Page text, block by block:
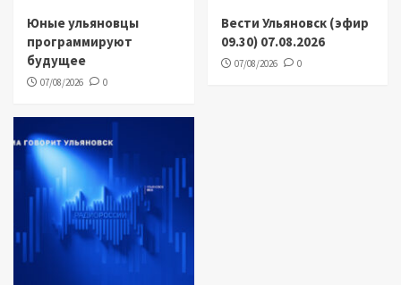
Юные ульяновцы
программируют
будущее
07/08/2026 0
Вести Ульяновск (эфир
09.30) 07.08.2026
07/08/2026 0